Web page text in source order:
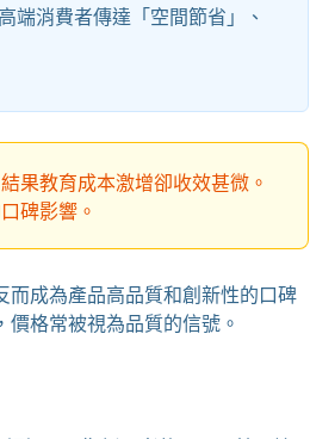
端消費者傳達「空間節省」、
果教育成本激增卻收效甚微。
碑影響。
而成為產品高品質和創新性的口碑
格常被視為品質的信號。